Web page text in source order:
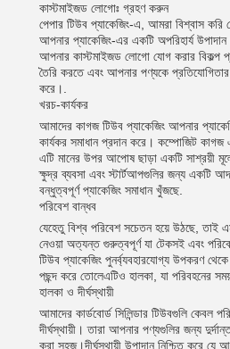
কাস্টমাইজড লোগোঃ গ্রহণ করুন
পেপার টিউব প্যাকেজিং-এ, আমরা বিশ্বাস করি
আপনার প্যাকেজিং-এর একটি অপরিহার্য
আপনার কাস্টমাইজড লোগো যোগ করার বিকল্প
তৈরি করতে এবং আপনার পণ্যকে
করে।.
খরচ-কার্যকর
আমাদের কাগজ টিউব প্যাকেজিং আপনার
কার্যকর সমাধান প্রদান করে। কম্পোজিট কাগজ
এটি মানের উপর আপোষ ছাড়া একটি সাশ্রয়ী
ক্ষুদ্র ব্যবসা এবং স্টার্টআপগুলির জন্য একটি
বন্ধুত্বপূর্ণ প্যাকেজিং সমাধান খুঁজছে.
পরিবেশ বান্ধব
যেহেতু বিশ্ব পরিবেশ সচেতন হয়ে উঠছে, তাই
নেওয়া অত্যন্ত গুরুত্বপূর্ণ যা টেকসই এবং
টিউব প্যাকেজিং পুনর্ব্যবহারযোগ্য উপকরণ
পছন্দ করে তোলেএটিও হালকা, যা পরিবহনের
হালকা ও দীর্ঘস্থায়ী
আমাদের কার্ডবোর্ড সিলিন্ডার টিউবগুলি কেবল
দীর্ঘস্থায়ী। তারা আপনার পণ্যগুলির জন্য
করা সহজ।দীর্ঘস্থায়ী উপাদান নিশ্চিত করে যে